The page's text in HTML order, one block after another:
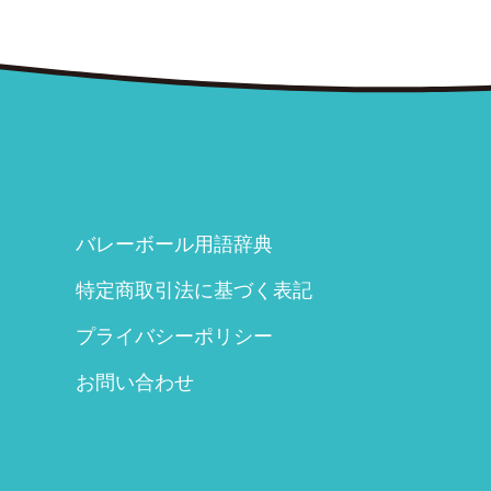
バレーボール用語辞典
特定商取引法に基づく表記
プライバシーポリシー
お問い合わせ